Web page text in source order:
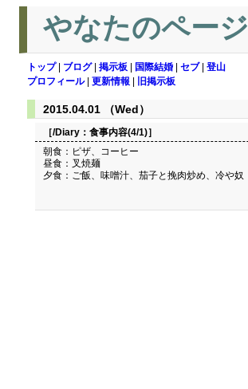
やなたのページ
トップ| ブログ| 掲示板 国際結婚 セブ| 登山
プロフィール| 更新情報 旧掲示板
2015.04.01 （Wed）
［/Diary： 食事内容(4/1)］
朝食：ピザ、コーヒー
昼食：叉焼麺
夕食：ご飯、味噌汁、茄子と挽肉炒め、冷や奴